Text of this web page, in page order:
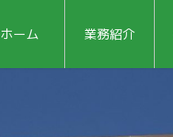
ホーム 業務紹介